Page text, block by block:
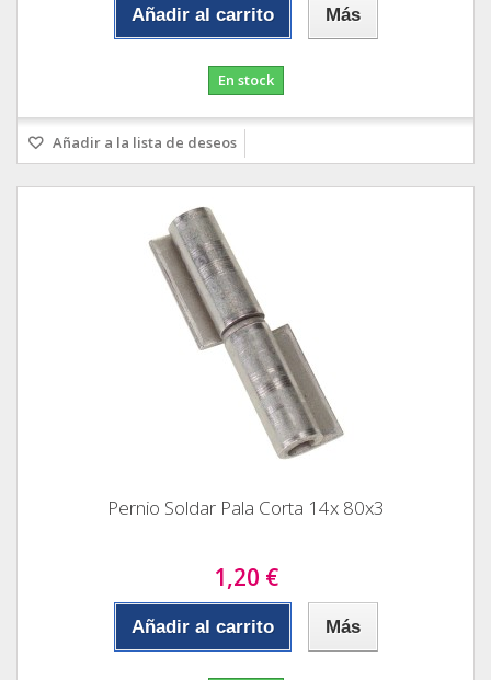
Añadir al carrito Más
En stock
Añadir a la lista de deseos
Pernio Soldar Pala Corta 14x 80x3
1,20 €
Añadir al carrito Más